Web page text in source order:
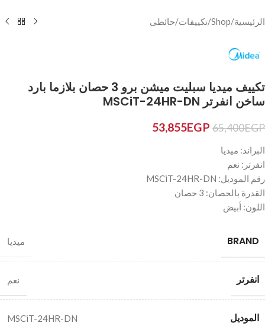
الرئيسية/
Shop
/تكييفات/حائطى
تكييف ميديا سبليت ميشن برو 3 حصان بلازما بارد
ساخن انفرتر MSCiT-24HR-DN
65,400EGP
53,855EGP
البراند: ميديا
انفرتر: نعم
رقم الموديل: MSCiT-24HR-DN
القدرة بالحصان: 3 حصان
اللون: أبيض
BRAND ميديا
انفرتر نعم
الموديل MSCiT-24HR-DN